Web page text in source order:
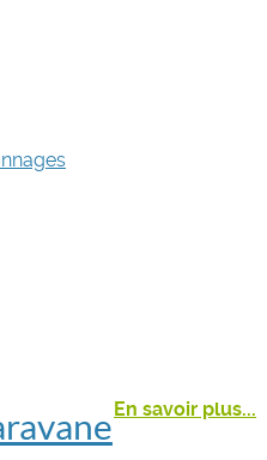
En savoir plus...